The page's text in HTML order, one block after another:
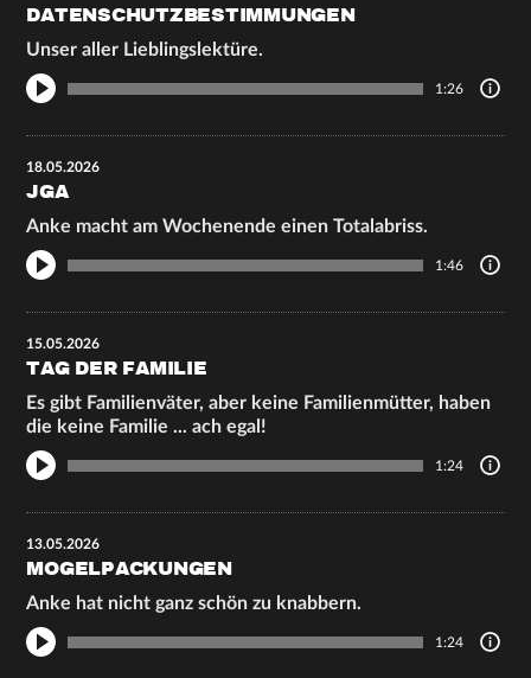
DATENSCHUTZBESTIMMUNGEN
Unser aller Lieblingslektüre.
1:26
18.05.2026
JGA
Anke macht am Wochenende einen Totalabriss.
1:46
15.05.2026
TAG DER FAMILIE
Es gibt Familienväter, aber keine Familienmütter, haben
die keine Familie ... ach egal!
1:24
13.05.2026
MOGELPACKUNGEN
Anke hat nicht ganz schön zu knabbern.
1:24